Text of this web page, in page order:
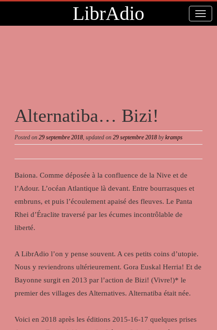
LibrAdio
Alternatiba… Bizi!
Posted on 29 septembre 2018, updated on 29 septembre 2018 bykramps
Baiona. Comme déposée à la confluence de la Nive et de
l’Adour. L’océan Atlantique là devant. Entre bourrasques et
embruns, et puis l’écoulement apaisé des fleuves. Le Panta
Rhei d’Éraclite traversé par les écumes incontrôlable de
liberté.
A LibrAdio l’on y pense souvent. A ces petits coins d’utopie.
Nous y reviendrons ultérieurement. Gora Euskal Herria! Et de
Bayonne surgit en 2013 par l’action de Bizi! (Vivre!)* le
premier des villages des Alternatives. Alternatiba était née.
Voici en 2018 après les éditions 2015-16-17 quelques prises